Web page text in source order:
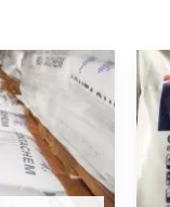
значно підвищити
органічні